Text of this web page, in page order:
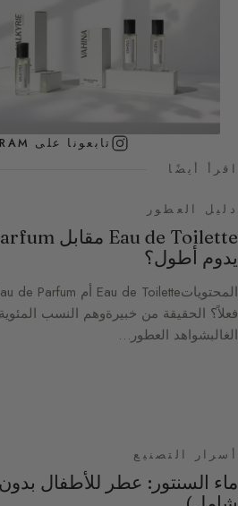
تابعونا على INSTAGRAM
اقرأ أيضًا
دليل العطور
يدوم أطول؟
فعلاً؟ الحقيقة من خبيرةوهم النسب
الغالبشواهد العطور…
أسرار التصنيع
ماء السنتور: عطر للأطفال